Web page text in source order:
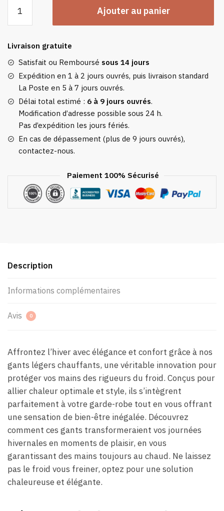
Gants
Chauffants
Ajouter au panier
Livraison gratuite
Satisfait ou Remboursé sous 14 jours
Expédition en 1 à 2 jours ouvrés, puis livraison standard
La Poste en 5 à 7 jours ouvrés.
Délai total estimé : 6 à 9 jours ouvrés.
Modification d’adresse possible sous 24 h.
Pas d’expédition les jours fériés.
En cas de dépassement (plus de 9 jours ouvrés),
contactez-nous.
Paiement 100% Sécurisé
Description
Informations complémentaires
Avis 0
Affrontez l’hiver avec élégance et confort grâce à nos
gants légers chauffants, une véritable innovation pour
protéger vos mains des rigueurs du froid. Conçus pour
allier chaleur optimale et style, ils s’intègrent
parfaitement à votre garde-robe tout en vous offrant
une sensation de bien-être inégalée. Découvrez
comment ces gants transformeraient vos journées
hivernales en moments de plaisir, en vous
garantissant des mains toujours au chaud. Ne laissez
pas le froid vous freiner, optez pour une solution
chaleureuse et élégante.